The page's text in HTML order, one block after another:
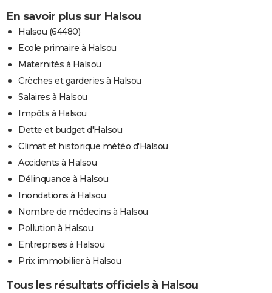
En savoir plus sur Halsou
Halsou (64480)
Ecole primaire à Halsou
Maternités à Halsou
Crèches et garderies à Halsou
Salaires à Halsou
Impôts à Halsou
Dette et budget d'Halsou
Climat et historique météo d'Halsou
Accidents à Halsou
Délinquance à Halsou
Inondations à Halsou
Nombre de médecins à Halsou
Pollution à Halsou
Entreprises à Halsou
Prix immobilier à Halsou
Tous les résultats officiels à Halsou